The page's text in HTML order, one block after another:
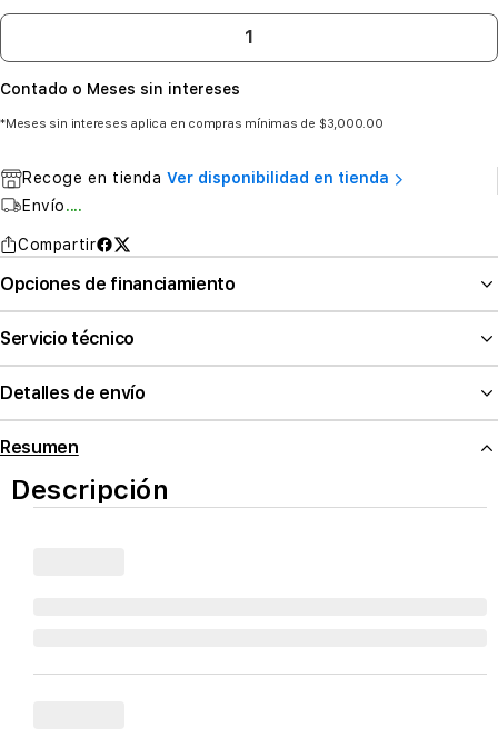
Contado o Meses sin intereses
*Meses sin intereses aplica en compras mínimas de $3,000.00
Recoge en tienda Ver disponibilidad en tienda
Envío....
Compartir
Opciones de financiamiento
Servicio técnico
Detalles de envío
Resumen
Descripción